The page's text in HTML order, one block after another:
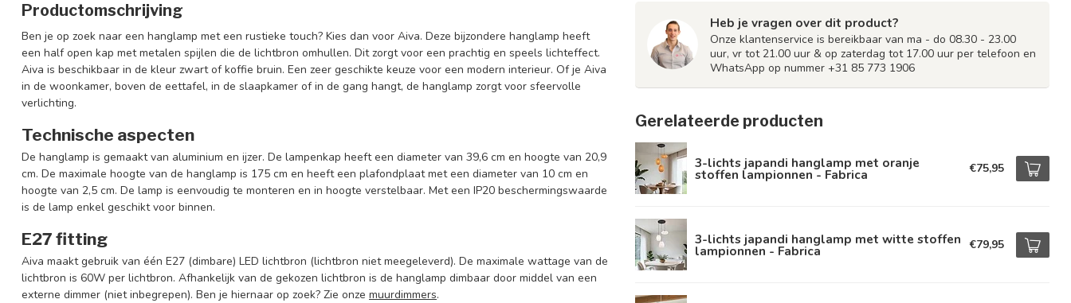
Productomschrijving
Ben je op zoek naar een hanglamp met een rustieke touch? Kies dan voor Aiva. Deze bijzondere hanglamp heeft
een half open kap met metalen spijlen die de lichtbron omhullen. Dit zorgt voor een prachtig en speels lichteffect.
Aiva is beschikbaar in de kleur zwart of koffie bruin. Een zeer geschikte keuze voor een modern interieur. Of je Aiva
in de woonkamer, boven de eettafel, in de slaapkamer of in de gang hangt, de hanglamp zorgt voor sfeervolle
verlichting.
Technische aspecten
De hanglamp is gemaakt van aluminium en ijzer. De lampenkap heeft een diameter van 39,6 cm en hoogte van 20,9
cm. De maximale hoogte van de hanglamp is 175 cm en heeft een plafondplaat met een diameter van 10 cm en
hoogte van 2,5 cm. De lamp is eenvoudig te monteren en in hoogte verstelbaar. Met een IP20 beschermingswaarde
is de lamp enkel geschikt voor binnen.
E27 fitting
Aiva maakt gebruik van één E27 (dimbare) LED lichtbron (lichtbron niet meegeleverd). De maximale wattage van de
lichtbron is 60W per lichtbron. Afhankelijk van de gekozen lichtbron is de hanglamp dimbaar door middel van een
externe dimmer (niet inbegrepen). Ben je hiernaar op zoek? Zie onze muurdimmers.
Heb je vragen over dit product?
Onze klantenservice is bereikbaar van ma - do 08.30 - 23.00
uur, vr tot 21.00 uur & op zaterdag tot 17.00 uur per telefoon en
WhatsApp op nummer +31 85 773 1906
Gerelateerde producten
3-lichts japandi hanglamp met oranje
stoffen lampionnen - Fabrica €75,95
3-lichts japandi hanglamp met witte stoffen
lampionnen - Fabrica €79,95